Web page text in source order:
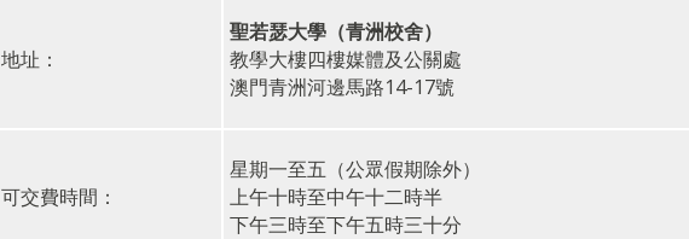
地址：
聖若瑟大學（青洲校舍）
教學大樓四樓媒體及公關處
澳門青洲河邊馬路14-17號
可交費時間：
星期一至五（公眾假期除外）
上午十時至中午十二時半
下午三時至下午五時三十分